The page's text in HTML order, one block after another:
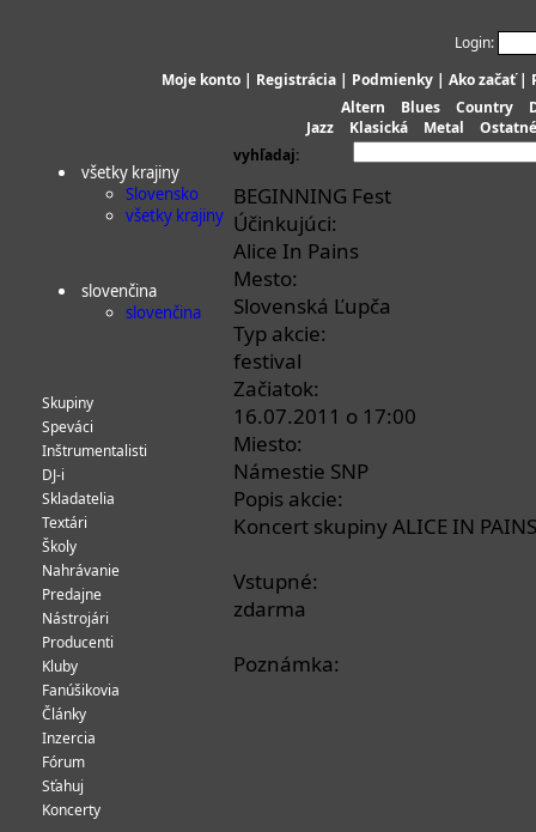
Login:
Moje konto | Registrácia | Podmienky | Ako začať|
Altern
Blues Country
Jazz
Klasická Metal
Ostatné
vyhľadaj:
všetky krajiny
Slovensko
všetky krajiny
slovenčina
slovenčina
Skupiny
Speváci
Inštrumentalisti
DJ-i
Skladatelia
Textári
Školy
Nahrávanie
Predajne
Nástrojári
Producenti
Kluby
Fanúšikovia
Články
Inzercia
Fórum
Sťahuj
Koncerty
BEGINNING Fest
Účinkujúci:
Alice In Pains
Mesto:
Slovenská Ľupča
Typ akcie:
festival
Začiatok:
16.07.2011 o 17:00
Miesto:
Námestie SNP
Popis akcie:
Koncert skupiny ALICE IN
Vstupné:
zdarma
Poznámka: